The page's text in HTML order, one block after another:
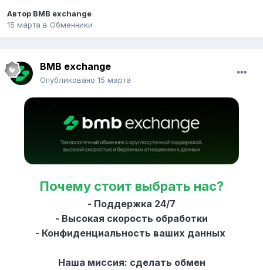
Автор BMB exchange
15 марта в Обменники
BMB exchange
Опубликовано 15 марта
Почему стоит выбрать нас?
- Поддержка 24/7
- Высокая скорость обработки
- Конфиденциальность ваших данных
Наша миссия: сделать обмен